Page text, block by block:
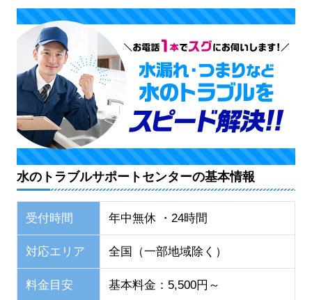
水のトラブルサポートセンターの基本情報
受付時間 年中無休 ・24時間
対応エリア 全国（一部地域除く）
料金目安 基本料金：5,500円～